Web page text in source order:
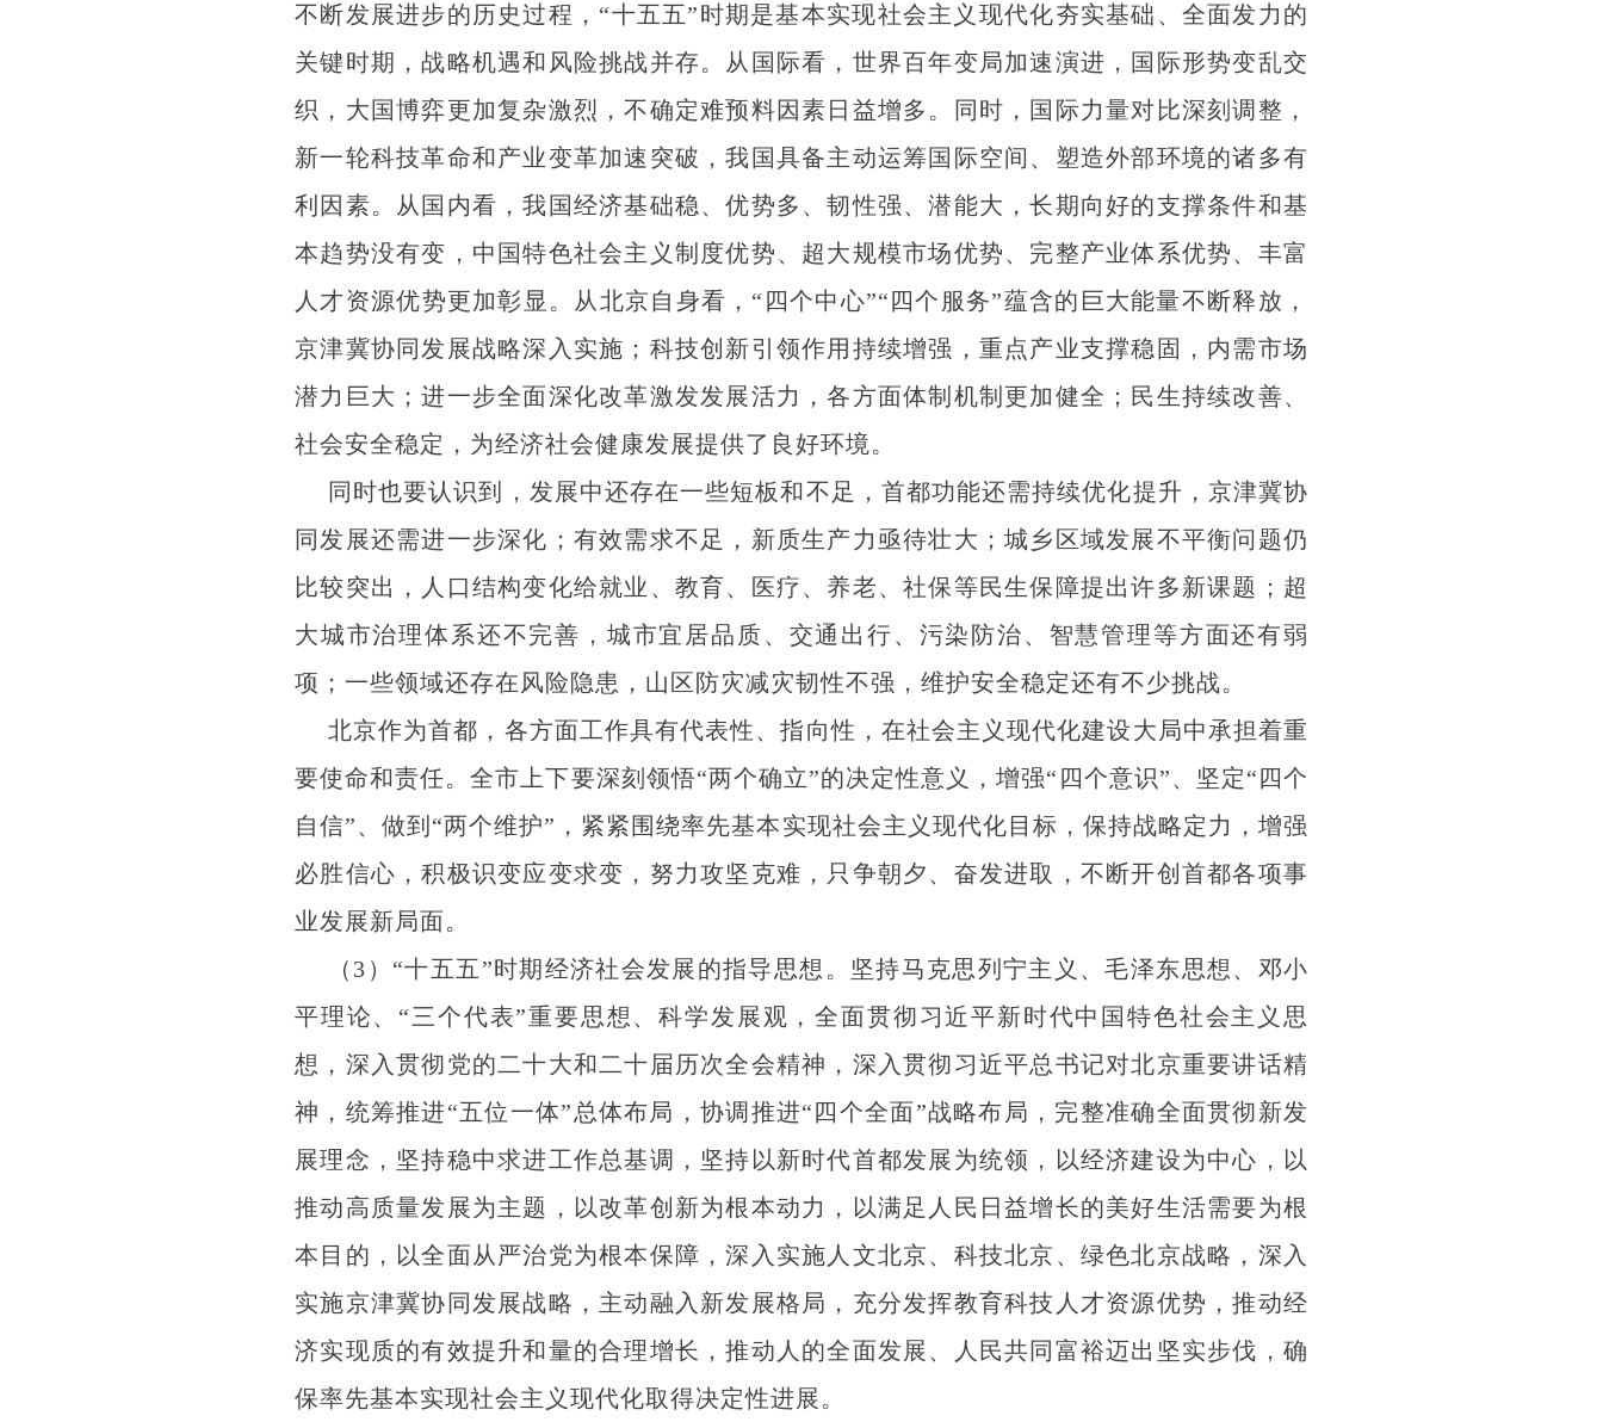
不断发展进步的历史过程，“十五五”时期是基本实现社会主义现代化夯实基础、全面发力的
关键时期，战略机遇和风险挑战并存。从国际看，世界百年变局加速演进，国际形势变乱交
织，大国博弈更加复杂激烈，不确定难预料因素日益增多。同时，国际力量对比深刻调整，
新一轮科技革命和产业变革加速突破，我国具备主动运筹国际空间、塑造外部环境的诸多有
利因素。从国内看，我国经济基础稳、优势多、韧性强、潜能大，长期向好的支撑条件和基
本趋势没有变，中国特色社会主义制度优势、超大规模市场优势、完整产业体系优势、丰富
人才资源优势更加彰显。从北京自身看，“四个中心”“四个服务”蕴含的巨大能量不断释放，
京津冀协同发展战略深入实施；科技创新引领作用持续增强，重点产业支撑稳固，内需市场
潜力巨大；进一步全面深化改革激发发展活力，各方面体制机制更加健全；民生持续改善、
社会安全稳定，为经济社会健康发展提供了良好环境。
同时也要认识到，发展中还存在一些短板和不足，首都功能还需持续优化提升，京津冀协
同发展还需进一步深化；有效需求不足，新质生产力亟待壮大；城乡区域发展不平衡问题仍
比较突出，人口结构变化给就业、教育、医疗、养老、社保等民生保障提出许多新课题；超
大城市治理体系还不完善，城市宜居品质、交通出行、污染防治、智慧管理等方面还有弱
项；一些领域还存在风险隐患，山区防灾减灾韧性不强，维护安全稳定还有不少挑战。
北京作为首都，各方面工作具有代表性、指向性，在社会主义现代化建设大局中承担着重
要使命和责任。全市上下要深刻领悟“两个确立”的决定性意义，增强“四个意识”、坚定“四个
自信”、做到“两个维护”，紧紧围绕率先基本实现社会主义现代化目标，保持战略定力，增强
必胜信心，积极识变应变求变，努力攻坚克难，只争朝夕、奋发进取，不断开创首都各项事
业发展新局面。
（3）“十五五”时期经济社会发展的指导思想。坚持马克思列宁主义、毛泽东思想、邓小
平理论、“三个代表”重要思想、科学发展观，全面贯彻习近平新时代中国特色社会主义思
想，深入贯彻党的二十大和二十届历次全会精神，深入贯彻习近平总书记对北京重要讲话精
神，统筹推进“五位一体”总体布局，协调推进“四个全面”战略布局，完整准确全面贯彻新发
展理念，坚持稳中求进工作总基调，坚持以新时代首都发展为统领，以经济建设为中心，以
推动高质量发展为主题，以改革创新为根本动力，以满足人民日益增长的美好生活需要为根
本目的，以全面从严治党为根本保障，深入实施人文北京、科技北京、绿色北京战略，深入
实施京津冀协同发展战略，主动融入新发展格局，充分发挥教育科技人才资源优势，推动经
济实现质的有效提升和量的合理增长，推动人的全面发展、人民共同富裕迈出坚实步伐，确
保率先基本实现社会主义现代化取得决定性进展。